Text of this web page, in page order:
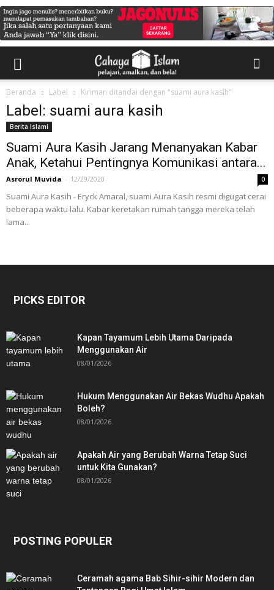
Beranda Label Kiriman ditandai dengan "suami aura kasih"
Label: suami aura kasih
Berita Islami
Suami Aura Kasih Jarang Menanyakan Kabar
Anak, Ketahui Pentingnya Komunikasi antara...
Asrorul Muvida - 12/29/2020 0
Suami Aura Kasih - Eryck Amaral, suami Aura Kasih resmi digugat cerai
beberapa waktu lalu. Kabar keretakan rumah tangga mereka telah
lama...
PICKS EDITOR
Kapan Tayamum Lebih Utama Daripada
Menggunakan Air
08/01/2026
Hukum Menggunakan Air Bekas Wudhu Apakah
Boleh?
08/01/2026
Apakah Air yang Berubah Warna Tetap Suci
untuk Kita Gunakan?
08/01/2026
POSTING POPULER
Ceramah agama Bab Sihir-sihir Modern dan